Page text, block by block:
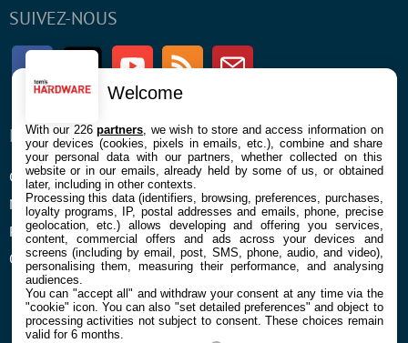
SUIVEZ-NOUS
FacebookTwitter Youtube RSS Newsletter
ENTREPRISE
Confidentialité et Cookies
Mentions légales et CGU
Préférences Cookies
Qui sommes nous
À PROPOS
Contact
Welcome
With our 226partners , we wish to store and access information on
your devices (cookies, pixels in emails, etc.), combine and share
your personal data with our partners, whether collected on this
website or in our emails, already held by some of us, or obtained
later, including in other contexts.
Processing this data (identifiers, browsing, preferences, purchases,
loyalty programs, IP, postal addresses and emails, phone, precise
geolocation, etc.) allows developing and offering you services,
content, commercial offers and ads across your devices and
screens (including by email, post, SMS, phone, audio, and video),
personalising them, measuring their performance, and analysing
audiences.
You can "accept all" and withdraw your consent at any time via the
"cookie" icon. You can also "set detailed preferences" and object to
processing activities not subject to consent. These choices remain
valid for 6 months.